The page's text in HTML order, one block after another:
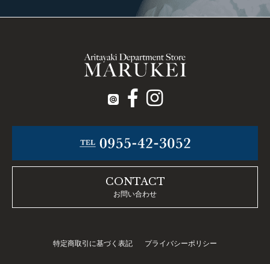
CONTACT
お問い合わせ
特定商取引に基づく表記 プライバシーポリシー